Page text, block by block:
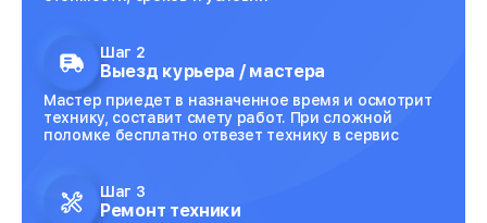
Шаг 2
Выезд курьера / мастера
Мастер приедет в назначенное время и осмотрит
технику, составит смету работ. При сложной
поломке бесплатно отвезет технику в сервис
Шаг 3
Ремонт техники